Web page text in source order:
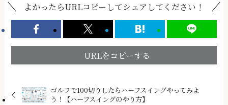
よかったらURLコピーしてシェアしてください！
URLをコピーする
ゴルフで100切りしたらハーフスイングやってみよ
う！【ハーフスイングのやり方】